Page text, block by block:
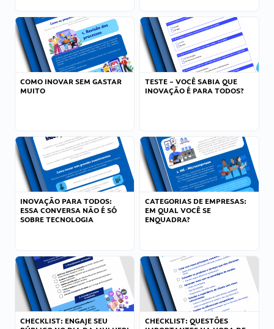
COMO INOVAR SEM GASTAR
MUITO
TESTE – VOCÊ SABIA QUE
INOVAÇÃO É PARA TODOS?
INOVAÇÃO PARA TODOS:
ESSA CONVERSA NÃO É SÓ
SOBRE TECNOLOGIA
CATEGORIAS DE EMPRESAS:
EM QUAL VOCÊ SE
ENQUADRA?
CHECKLIST: ENGAJE SEU
CHECKLIST: QUESTÕES